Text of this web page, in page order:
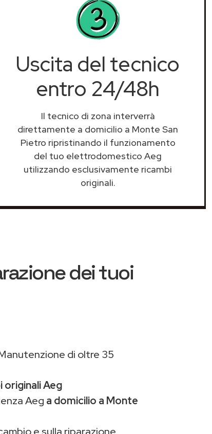
Uscita del tecnico
entro 24/48h
Il tecnico di zona interverrà
direttamente a domicilio a Monte San
Pietro ripristinando il funzionamento
del tuo elettrodomestico Aeg
utilizzando esclusivamente ricambi
originali.
dei tuoi
di oltre 35
originali Aeg
Aeg a domicilio a Monte